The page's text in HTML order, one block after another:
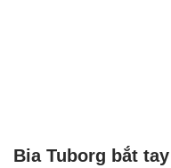
Bia Tuborg bắt